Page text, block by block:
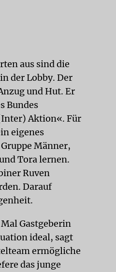
aus sind die
der Lobby. Der
und Hut. Er
Bundes
Aktion«. Für
eigenes
Männer,
Tora lernen.
Ruven
Darauf
Gastgeberin
ideal, sagt
ermögliche
das junge